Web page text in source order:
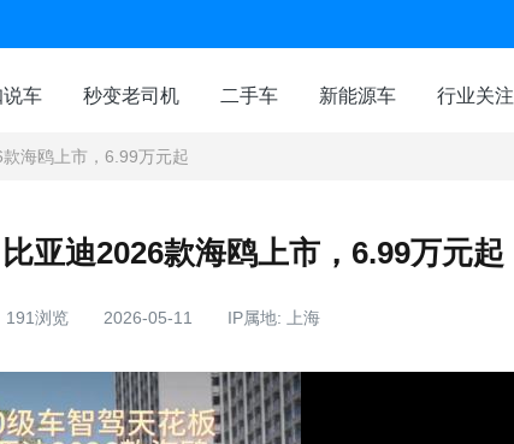
车 秒变老司机 二手车 新能源车 行业关注
海鸥上市，6.99万元起
亚迪2026款海鸥上市，6.99万元起
浏览 2026-05-11 IP属地: 上海